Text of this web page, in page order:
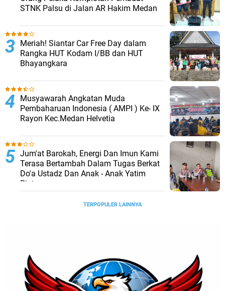
STNK Palsu di Jalan AR Hakim Medan
Meriah! Siantar Car Free Day dalam
Rangka HUT Kodam I/BB dan HUT
Bhayangkara
Musyawarah Angkatan Muda
Pembaharuan Indonesia ( AMPI ) Ke- IX
Rayon Kec.Medan Helvetia
Jum'at Barokah, Energi Dan Imun Kami
Terasa Bertambah Dalam Tugas Berkat
Do'a Ustadz Dan Anak - Anak Yatim
Piatu
TERPOPULER LAINNYA